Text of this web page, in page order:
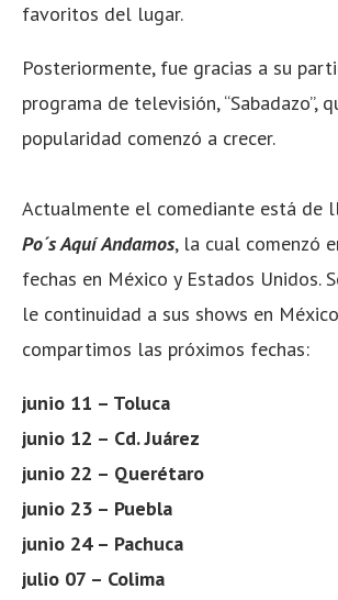
favoritos del lugar.
Posteriormente, fue gracias a su
programa de televisión, “Sabadazo”,
popularidad comenzó a crecer.
Actualmente el comediante está de
Po´s Aquí Andamos, la cual comenzó
fechas en México y Estados Unidos.
le continuidad a sus shows en
compartimos las próximos fechas:
junio 11 – Toluca
junio 12 – Cd. Juárez
junio 22 – Querétaro
junio 23 – Puebla
junio 24 – Pachuca
julio 07 – Colima